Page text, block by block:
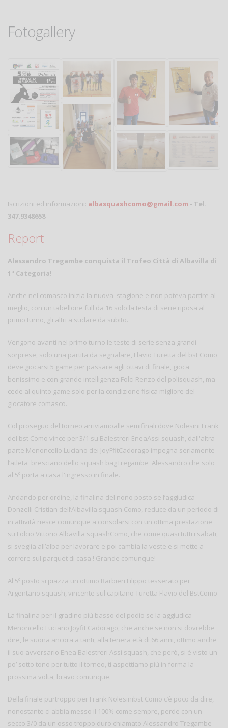
Fotogallery
Iscrizioni ed informazioni: albasquashcomo@gmail.com - Tel.
347.9348658
Report
Alessandro Tregambe conquista il Trofeo Città di Albavilla di
1ª Categoria!
Anche nel comasco inizia la nuova stagione e non poteva partire al
meglio, con un tabellone full da 16 solo la testa di serie riposa al
primo turno, gli altri a sudare da subito.
Vengono avanti nel primo turno le teste di serie senza grandi
sorprese, solo una partita da segnalare, Flavio Turetta del bst Como
deve giocarsi 5 game per passare agli ottavi di finale, gioca
benissimo e con grande intelligenza Folci Renzo del polisquash, ma
cede al quinto game solo per la condizione fisica migliore del
giocatore comasco.
Col proseguo del torneo arriviamoalle semifinali dove Nolesini Frank
del bst Como vince per 3/1 su Balestreri EneaAssi squash, dall'altra
parte Menoncello Luciano dei JoyFfitCadorago impegna seriamente
l’atleta bresciano dello squash bagTregambe Alessandro che solo
al 5º porta a casa l'ingresso in finale.
Andando per ordine, la finalina del nono posto se l’aggiudica
Donzelli Cristian dell’Albavilla squash Como, reduce da un periodo di
in attività riesce comunque a consolarsi con un ottima prestazione
su Folcio Vittorio Albavilla squashComo, che come quasi tutti i sabati,
si sveglia all’alba per lavorare e poi cambia la veste e si mette a
correre sul parquet di casa ! Grande comunque!
Al 5º posto si piazza un ottimo Barbieri Filippo tesserato per
Argentario squash, vincente sul capitano Turetta Flavio del BstComo
La finalina per il gradino più basso del podio se la aggiudica
Menoncello Luciano Joyfit Cadorago, che anche se non si dovrebbe
dire, le suona ancora a tanti, alla tenera età di 66 anni, ottimo anche
il suo avversario Enea Balestreri Assi squash, che però, si è visto un
po’ sotto tono per tutto il torneo, ti aspettiamo più in forma la
prossima volta, bravo comunque.
Della finale purtroppo per Frank Nolesinibst Como c’è poco da dire,
nonostante ci abbia messo il 100% come sempre, perde con un
secco 3/0 da un osso troppo duro chiamato Alessandro Tregambe